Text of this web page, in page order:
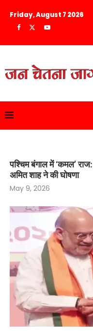
Friday, August 7 2026
पश्चिम बंगाल में ‘कमल’
अमित शाह ने की घोषणा
May 9, 2026